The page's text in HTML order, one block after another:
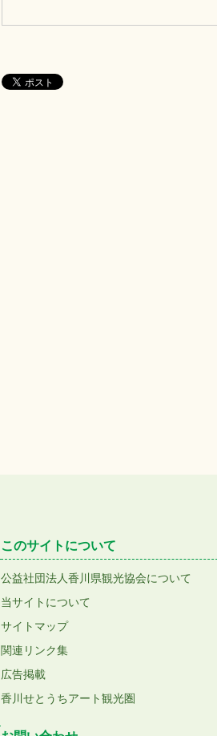
このサイトについて
公益社団法人香川県観光協会について
当サイトについて
サイトマップ
関連リンク集
広告掲載
香川せとうちアート観光圏